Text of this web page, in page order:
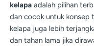
kelapa adalah pilihan
dan cocok untuk konsep
kelapa juga lebih
dan tahan lama jika